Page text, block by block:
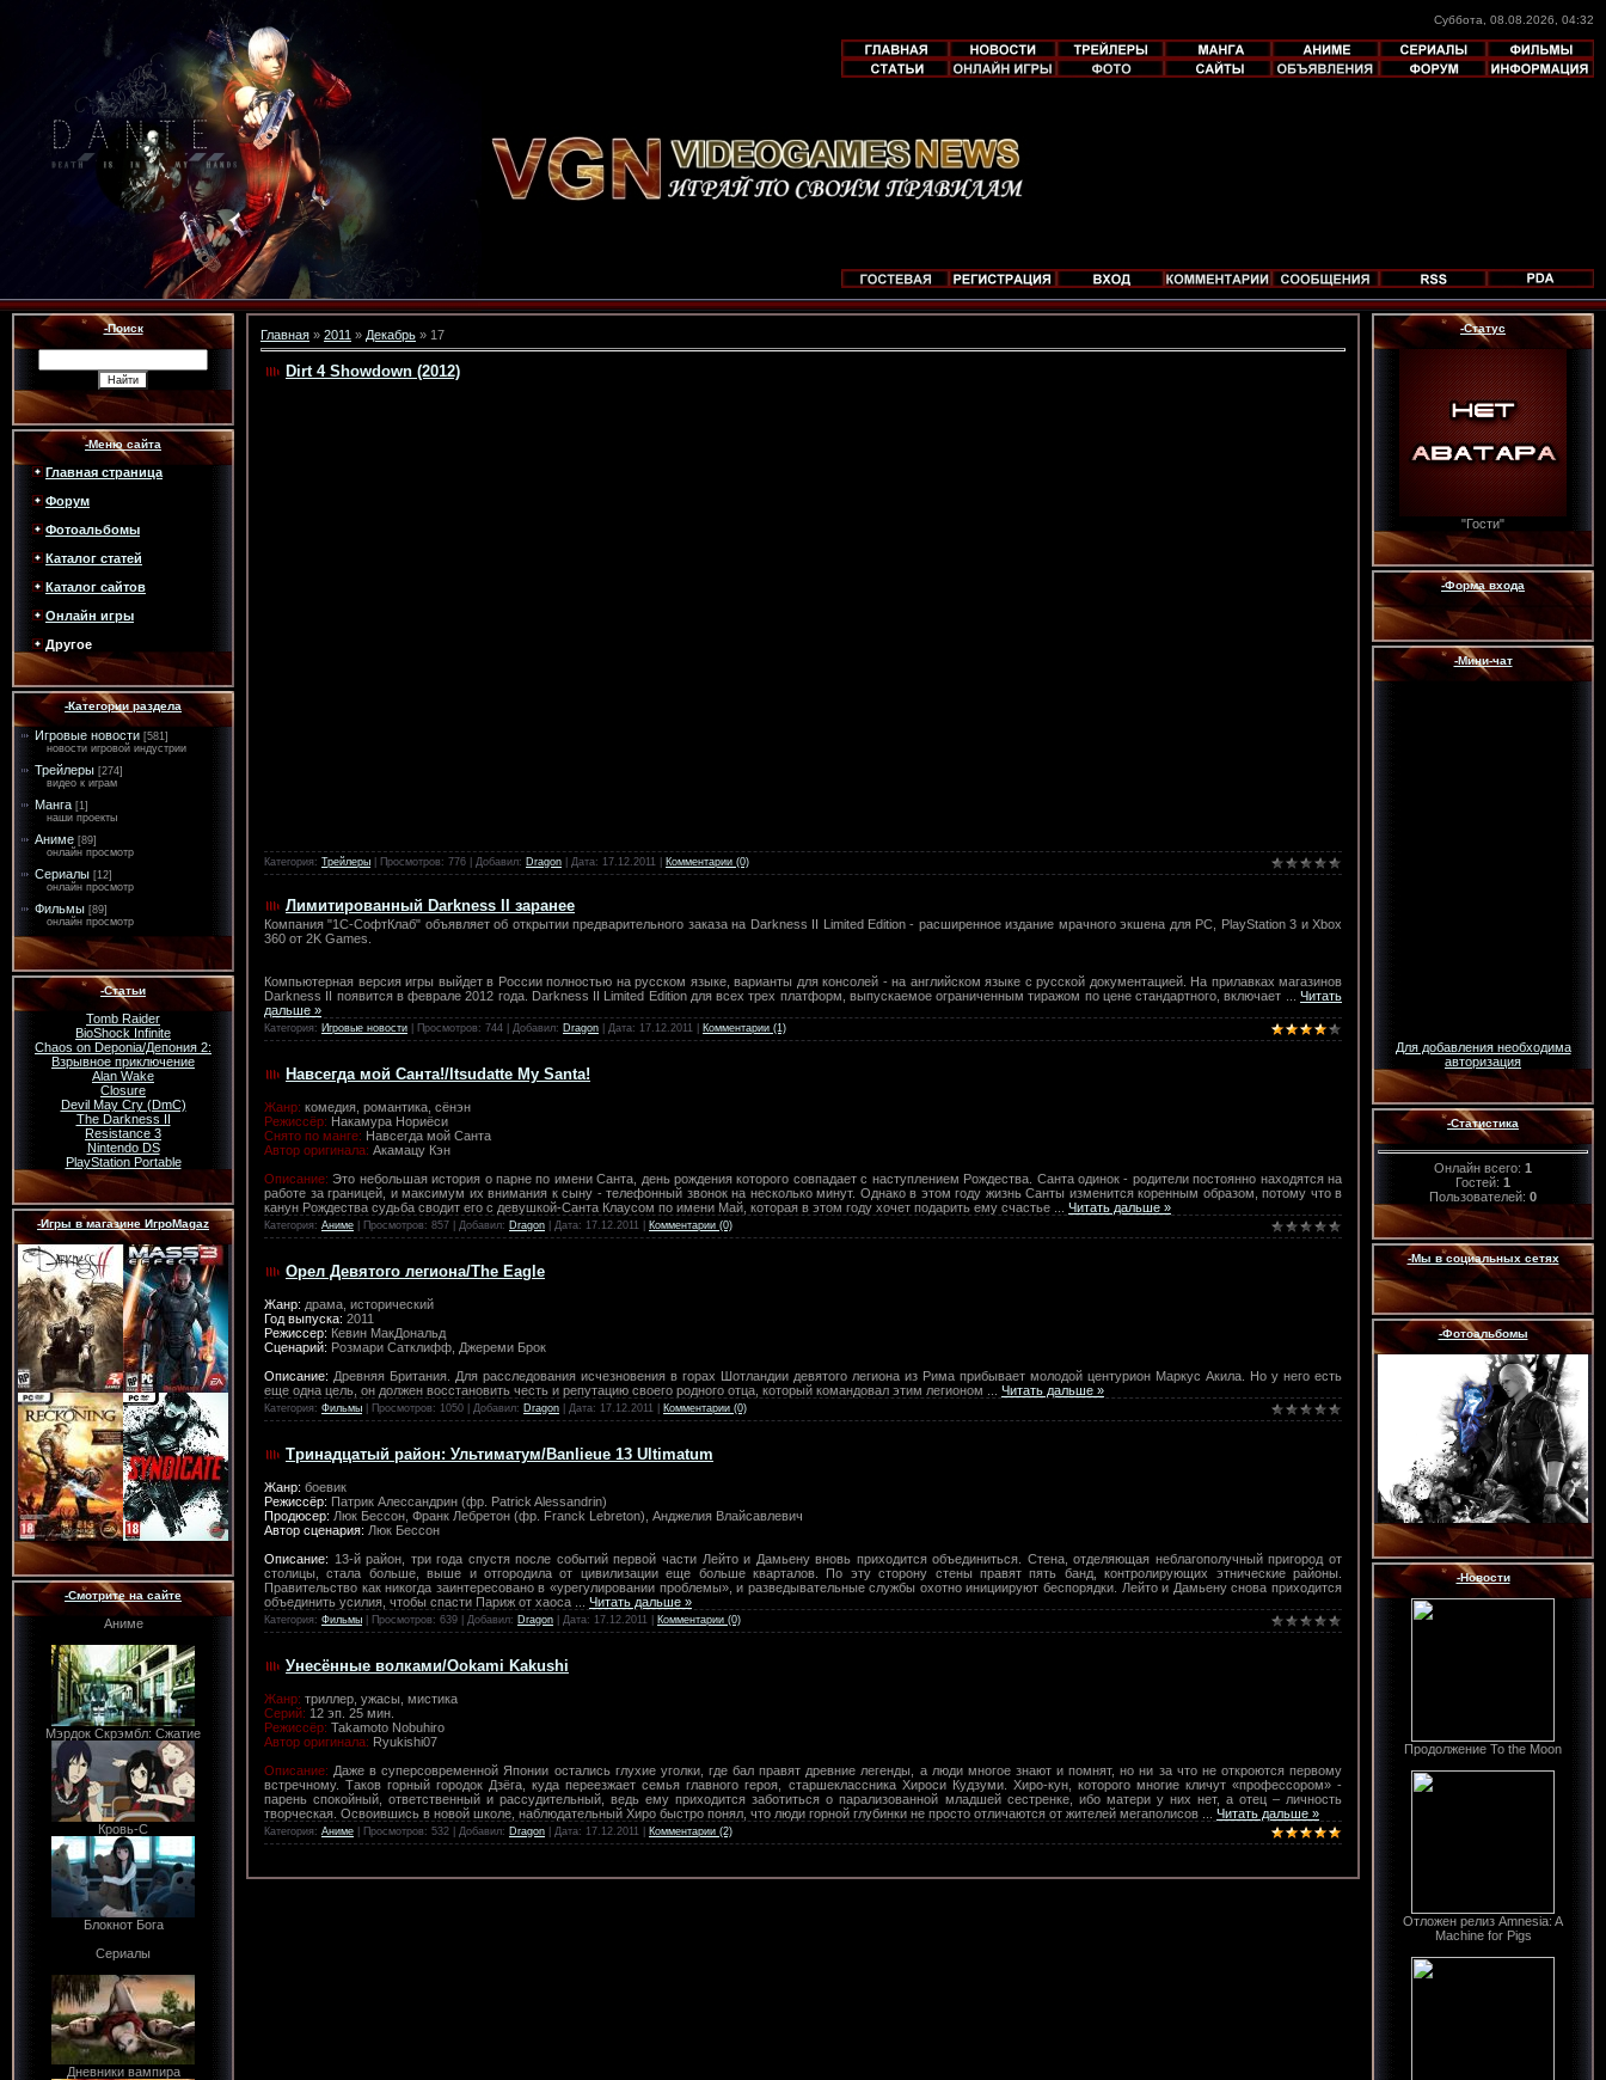
Суббота, 08.08.2026, 04:32
-Поиск
-Меню сайта
Главная страница
Форум
Фотоальбомы
Каталог статей
Каталог сайтов
Онлайн игры
Другое
-Категории раздела
Игровые новости [581]
новости игровой индустрии
Трейлеры [274]
видео к играм
Манга [1]
наши проекты
Аниме [89]
онлайн просмотр
Сериалы [12]
онлайн просмотр
Фильмы [89]
онлайн просмотр
-Статьи
Tomb Raider
BioShock Infinite
Chaos on Deponia/Депония 2:
Взрывное приключение
Alan Wake
Closure
Devil May Cry (DmC)
The Darkness II
Resistance 3
Nintendo DS
PlayStation Portable
-Игры в магазине ИгроMagaz
-Смотрите на сайте
Аниме
Мэрдок Скрэмбл: Сжатие
Кровь-С
Блокнот Бога
Сериалы
Дневники вампира
Главная » 2011 » Декабрь » 17
Dirt 4 Showdown (2012)
Категория: Трейлеры | Просмотров: 776 | Добавил: Dragon | Дата: 17.12.2011 Комментарии (0)
Лимитированный Darkness II заранее
Компания "1С-СофтКлаб" объявляет об открытии предварительного заказа на Darkness II Limited Edition - расширенное издание мрачного экшена для PC, PlayStation 3 и Xbox
360 от 2K Games.
Компьютерная версия игры выйдет в России полностью на русском языке, варианты для консолей - на английском языке с русской документацией. На прилавках магазинов
Darkness II появится в феврале 2012 года. Darkness II Limited Edition для всех трех платформ, выпускаемое ограниченным тиражом по цене стандартного, включает
...Читать
дальше »
Категория: Игровые новости | Просмотров: 744 | Добавил: Dragon | Дата: 17.12.2011 Комментарии (1)
Навсегда мой Санта!/Itsudatte My Santa!
Жанр: комедия, романтика, сёнэн
Режиссёр: Накамура Нориёси
Снято по манге: Навсегда мой Санта
Автор оригинала: Акамацу Кэн
Описание: Это небольшая история о парне по имени Санта, день рождения которого совпадает с наступлением Рождества. Санта одинок - родители постоянно находятся на
работе за границей, и максимум их внимания к сыну - телефонный звонок на несколько минут. Однако в этом году жизнь Санты изменится коренным образом, потому что в
канун Рождества судьба сводит его с девушкой-Санта Клаусом по имени Май, которая в этом году хочет подарить ему счастье
Читать дальше »
Категория: Аниме | Просмотров: 857 | Добавил: Dragon | Дата: 17.12.2011 Комментарии (0)
Орел Девятого легиона/The Eagle
Жанр: драма, исторический
Год выпуска: 2011
Режиссер: Кевин МакДональд
Сценарий: Розмари Сатклифф, Джереми Брок
Описание: Древняя Британия. Для расследования исчезновения в горах Шотландии девятого легиона из Рима прибывает молодой центурион Маркус Акила. Но у него есть
еще одна цель, он должен восстановить честь и репутацию своего родного отца, который командовал этим легионом
Читать дальше »
Категория: Фильмы | Просмотров: 1050 | Добавил: Dragon | Дата: 17.12.2011 Комментарии (0)
Тринадцатый район: Ультиматум/Banlieue 13 Ultimatum
Жанр: боевик
Режиссёр: Патрик Алессандрин (фр. Patrick Alessandrin)
Продюсер: Люк Бессон, Франк Лебретон (фр. Franck Lebreton), Анджелия Влайсавлевич
Автор сценария: Люк Бессон
Описание: 13-й район, три года спустя после событий первой части Лейто и Дамьену вновь приходится объединиться. Стена, отделяющая неблагополучный пригород от
столицы, стала больше, выше и отгородила от цивилизации еще больше кварталов. По эту сторону стены правят пять банд, контролирующих этнические районы.
Правительство как никогда заинтересовано в «урегулировании проблемы», и разведывательные службы охотно инициируют беспорядки. Лейто и Дамьену снова приходится
объединить усилия, чтобы спасти Париж от хаоса
Читать дальше »
Категория: Фильмы | Просмотров: 639 | Добавил: Dragon | Дата: 17.12.2011 Комментарии (0)
Унесённые волками/Ookami Kakushi
Жанр: триллер, ужасы, мистика
Серий: 12 эп. 25 мин.
Режиссёр: Takamoto Nobuhiro
Автор оригинала: Ryukishi07
Описание: Даже в суперсовременной Японии остались глухие уголки, где бал правят древние легенды, а люди многое знают и помнят, но ни за что не откроются первому
встречному. Таков горный городок Дзёга, куда переезжает семья главного героя, старшеклассника Хироси Кудзуми. Хиро-кун, которого многие кличут «профессором» -
парень спокойный, ответственный и рассудительный, ведь ему приходится заботиться о парализованной младшей сестренке, ибо матери у них нет, а отец – личность
творческая. Освоившись в новой школе, наблюдательный Хиро быстро понял, что люди горной глубинки не просто отличаются от жителей мегаполисов
Читать дальше »
Категория: Аниме | Просмотров: 532 | Добавил: Dragon | Дата: 17.12.2011 Комментарии (2)
-Статус
"Гости"
-Форма входа
-Мини-чат
Для добавления необходима
авторизация
-Статистика
Онлайн всего: 1
Гостей: 1
Пользователей: 0
-Мы в социальных сетях
-Фотоальбомы
-Новости
Продолжение To the Moon
Отложен релиз Amnesia: A
Machine for Pigs